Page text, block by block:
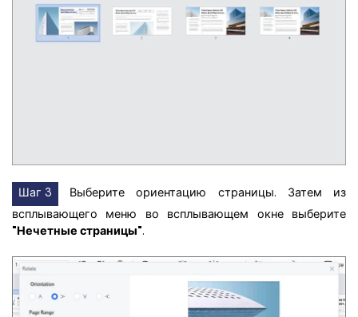
Шаг 3
Выберите ориентацию страницы. Затем из
всплывающего меню во всплывающем окне выберите
"Нечетные страницы".